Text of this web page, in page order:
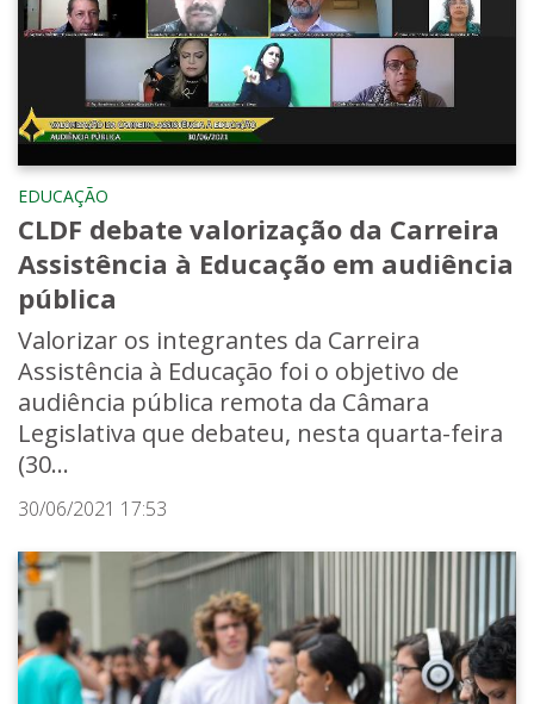
EDUCAÇÃO
CLDF debate valorização da Carreira
Assistência à Educação em audiência
pública
Valorizar os integrantes da Carreira
Assistência à Educação foi o objetivo de
audiência pública remota da Câmara
Legislativa que debateu, nesta quarta-feira
(30...
30/06/2021 17:53